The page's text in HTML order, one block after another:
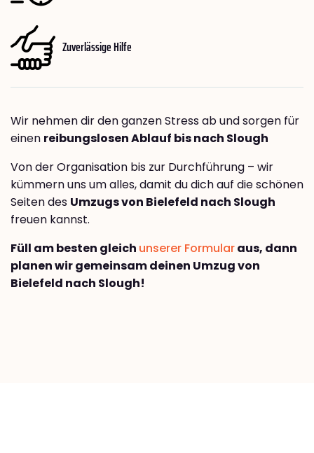
Zuverlässige Hilfe
Wir nehmen dir den ganzen Stress ab und sorgen für
einen reibungslosen Ablauf bis nach Slough
Von der Organisation bis zur Durchführung – wir
kümmern uns um alles, damit du dich auf die schönen
Seiten des Umzugs von Bielefeld nach Slough
freuen kannst.
Füll am besten gleich unserer Formularaus, dann
planen wir gemeinsam deinen Umzug von
Bielefeld nach Slough!